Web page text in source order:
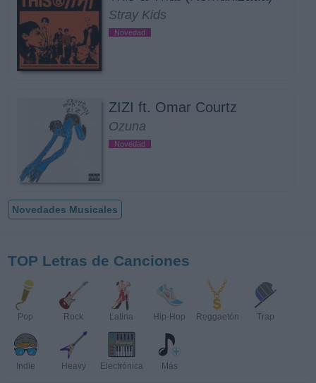
Stray Kids
Novedad
ZIZI ft. Omar Courtz
Ozuna
Novedad
Novedades Musicales
TOP Letras de Canciones
Pop Rock Latina Hip-Hop Reggaetón Trap
Indie Heavy Electrónica Más